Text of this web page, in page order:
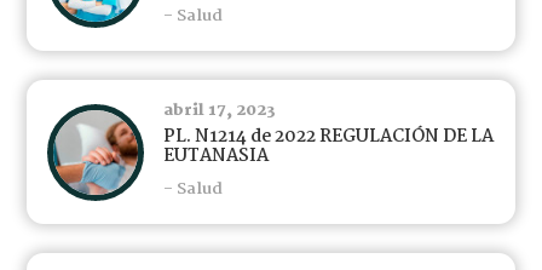
- Salud
abril 17, 2023
PL. N1214 de 2022 REGULACIÓN DE LA
EUTANASIA
- Salud